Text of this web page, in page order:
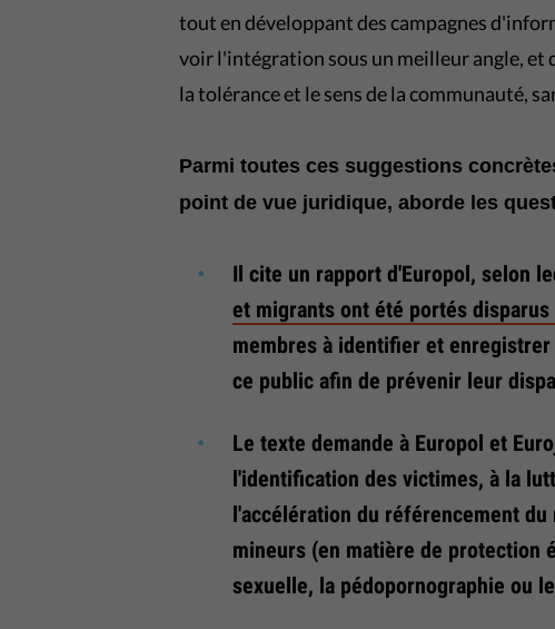
tout en développant des campagnes
voir l'intégration sous un meilleur angle, et
la tolérance et le sens de la communauté,
Parmi toutes ces suggestions
point de vue juridique, aborde les
Il cite un rapport d'Europol, selon
et migrants ont été portés disparus
membres à identifier et
ce public afin de prévenir leur
Le texte demande à Europol et
l'identification des victimes, à la
l'accélération du référencement
mineurs (en matière de protection
sexuelle, la pédopornographie ou